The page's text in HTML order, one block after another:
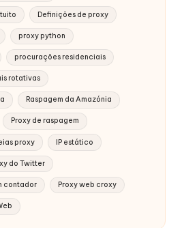
Definições de proxy
proxy python
procurações residenciais
rotativas
Raspagem da Amazónia
Proxy de raspagem
proxy IP estático
do Twitter
contador Proxy web croxy